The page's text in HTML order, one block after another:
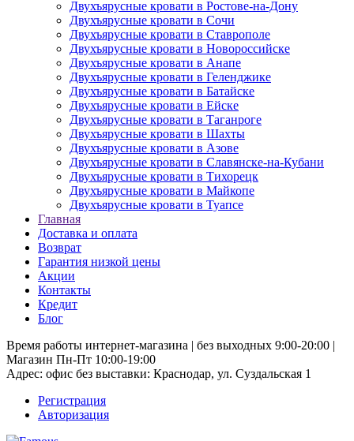
Двухъярусные кровати в Ростове-на-Дону
Двухъярусные кровати в Сочи
Двухъярусные кровати в Ставрополе
Двухъярусные кровати в Новороссийске
Двухъярусные кровати в Анапе
Двухъярусные кровати в Геленджике
Двухъярусные кровати в Батайске
Двухъярусные кровати в Ейске
Двухъярусные кровати в Таганроге
Двухъярусные кровати в Шахты
Двухъярусные кровати в Азове
Двухъярусные кровати в Славянске-на-Кубани
Двухъярусные кровати в Тихорецк
Двухъярусные кровати в Майкопе
Двухъярусные кровати в Туапсе
Главная
Доставка и оплата
Возврат
Гарантия низкой цены
Акции
Контакты
Кредит
Блог
Время работы интернет-магазина | без выходных 9:00-20:00 |
Магазин Пн-Пт 10:00-19:00
Адрес: офис без выставки: Краснодар, ул. Суздальская 1
Регистрация
Авторизация